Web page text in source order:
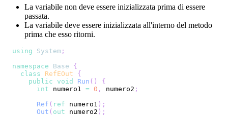
La variabile non deve essere inizializzata prima di essere
passata.
La variabile deve essere inizializzata all'interno del metodo
prima che esso ritorni.
using System ;
namespace
Base
{
class
RefEOut
{
public
void Run ( )
{
int numero1 = 0 , numero2 ;
Ref ( ref numero1 ) ;
Out ( out numero2 ) ;